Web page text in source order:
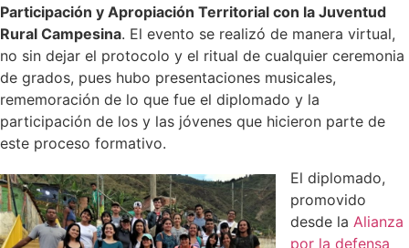
Participación y Apropiación Territorial con la Juventud
Rural Campesina. El evento se realizó de manera virtual,
no sin dejar el protocolo y el ritual de cualquier ceremonia
de grados, pues hubo presentaciones musicales,
rememoración de lo que fue el diplomado y la
participación de los y las jóvenes que hicieron parte de
este proceso formativo.
El diplomado,
promovido
desde la Alianza
por la defensa